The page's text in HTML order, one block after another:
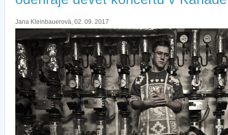
Jana Kleinbauerová, 02. 09. 2017